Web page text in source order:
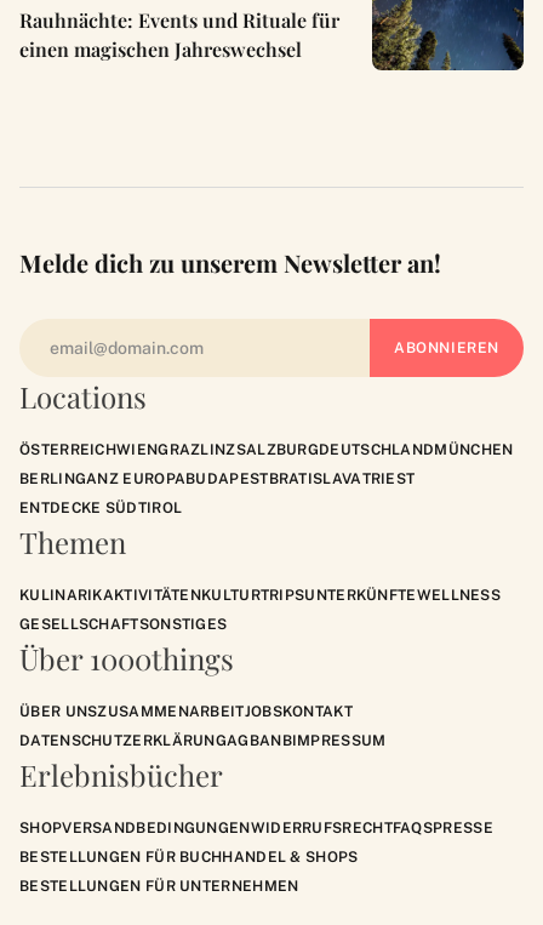
Rauhnächte: Events und Rituale für
einen magischen Jahreswechsel
Locations
ÖSTERREICHWIENGRAZLINZSALZBURGDEUTSCHLANDMÜNCHEN
BERLINGANZ EUROPABUDAPESTBRATISLAVATRIEST
ENTDECKE SÜDTIROL
Themen
KULINARIKAKTIVITÄTENKULTURTRIPSUNTERKÜNFTEWELLNESS
GESELLSCHAFTSONSTIGES
Über 1000things
ÜBER UNSZUSAMMENARBEITJOBSKONTAKT
DATENSCHUTZERKLÄRUNGAGBANBIMPRESSUM
Erlebnisbücher
SHOPVERSANDBEDINGUNGENWIDERRUFSRECHTFAQSPRESSE
BESTELLUNGEN FÜR BUCHHANDEL & SHOPS
BESTELLUNGEN FÜR UNTERNEHMEN
Melde dich zu unserem Newsletter an!